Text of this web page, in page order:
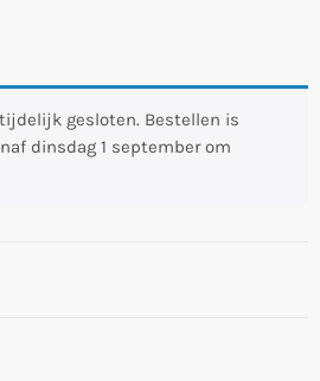
gesloten. Bestellen is
dinsdag 1 september om